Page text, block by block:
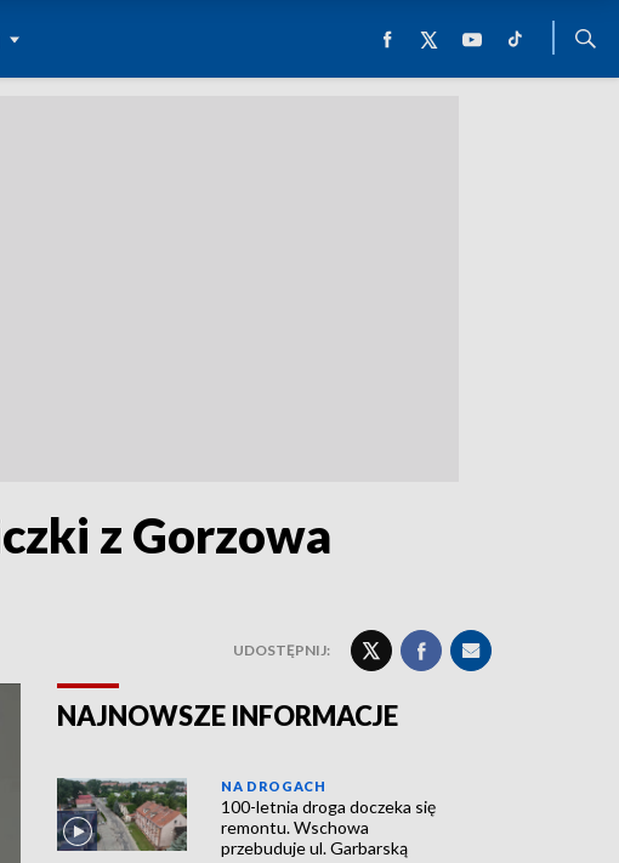
z Gorzowa
UDOSTĘPNIJ:
NAJNOWSZE INFORMACJE
NA DROGACH
100-letnia droga doczeka się
remontu. Wschowa
przebuduje ul. Garbarską